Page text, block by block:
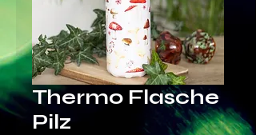
Thermo Flasche
Pilz